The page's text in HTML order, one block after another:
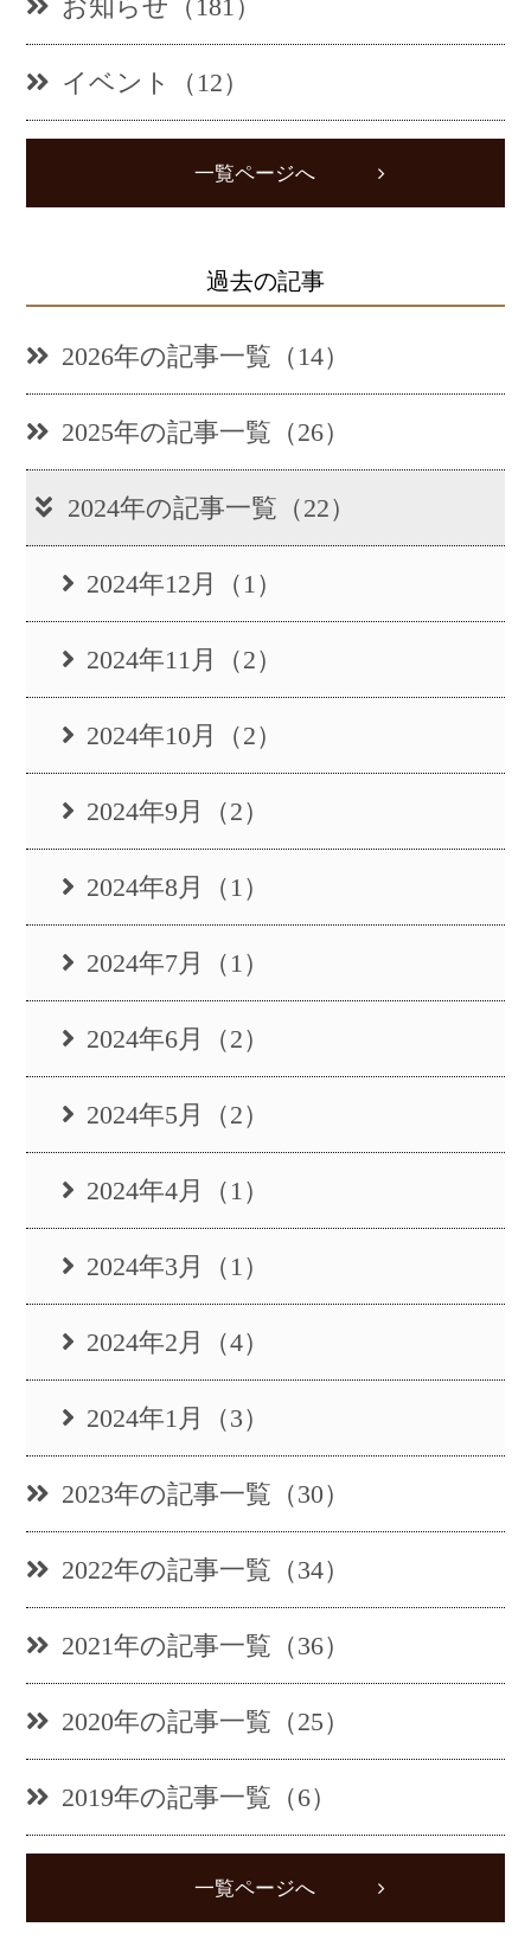
お知らせ（181）
イベント（12）
一覧ページへ
過去の記事
2026年の記事一覧（14）
2025年の記事一覧（26）
2024年の記事一覧（22）
2024年12月（1）
2024年11月（2）
2024年10月（2）
2024年9月（2）
2024年8月（1）
2024年7月（1）
2024年6月（2）
2024年5月（2）
2024年4月（1）
2024年3月（1）
2024年2月（4）
2024年1月（3）
2023年の記事一覧（30）
2022年の記事一覧（34）
2021年の記事一覧（36）
2020年の記事一覧（25）
2019年の記事一覧（6）
一覧ページへ